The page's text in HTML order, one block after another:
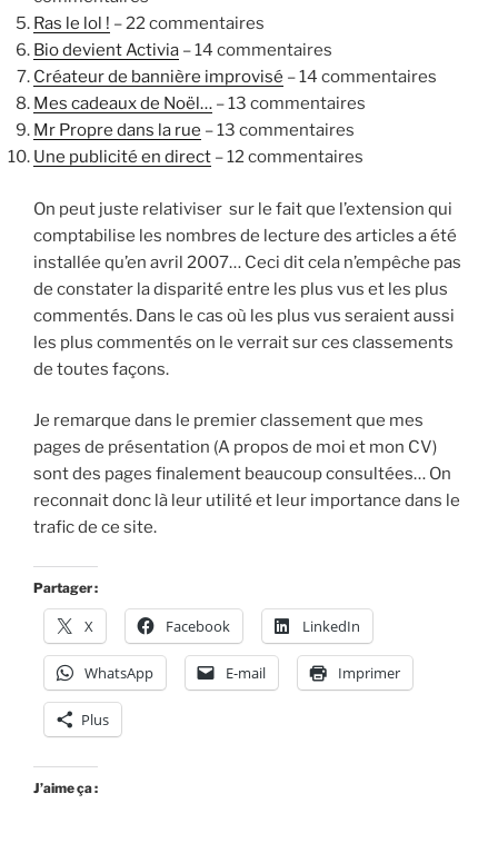
Ras le lol ! – 22 commentaires
Bio devient Activia – 14 commentaires
Créateur de bannière improvisé – 14 commentaires
Mes cadeaux de Noël… – 13 commentaires
Mr Propre dans la rue – 13 commentaires
Une publicité en direct – 12 commentaires
On peut juste relativiser sur le fait que l’extension qui
comptabilise les nombres de lecture des articles a été
installée qu’en avril 2007… Ceci dit cela n’empêche pas
de constater la disparité entre les plus vus et les plus
commentés. Dans le cas où les plus vus seraient aussi
les plus commentés on le verrait sur ces classements
de toutes façons.
Je remarque dans le premier classement que mes
pages de présentation (A propos de moi et mon CV)
sont des pages finalement beaucoup consultées… On
reconnait donc là leur utilité et leur importance dans le
trafic de ce site.
Partager :
X Facebook LinkedIn
WhatsApp E-mail Imprimer
Plus
J’aime ça :